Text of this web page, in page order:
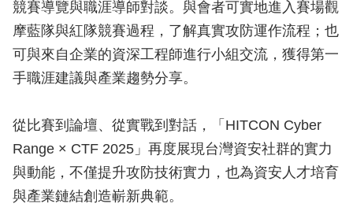
競賽導覽與職涯導師對談。與會者可實地進入賽場觀
摩藍隊與紅隊競賽過程，了解真實攻防運作流程；也
可與來自企業的資深工程師進行小組交流，獲得第一
手職涯建議與產業趨勢分享。
從比賽到論壇、從實戰到對話，「HITCON Cyber
Range × CTF 2025」再度展現台灣資安社群的實力
與動能，不僅提升攻防技術實力，也為資安人才培育
與產業鏈結創造嶄新典範。